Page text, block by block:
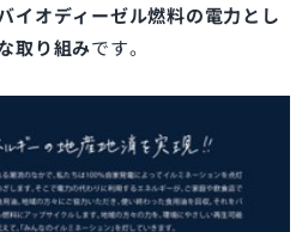
イオディーゼル燃料の電力とし
取り組みです。